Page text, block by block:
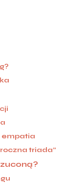
empatia
triada”